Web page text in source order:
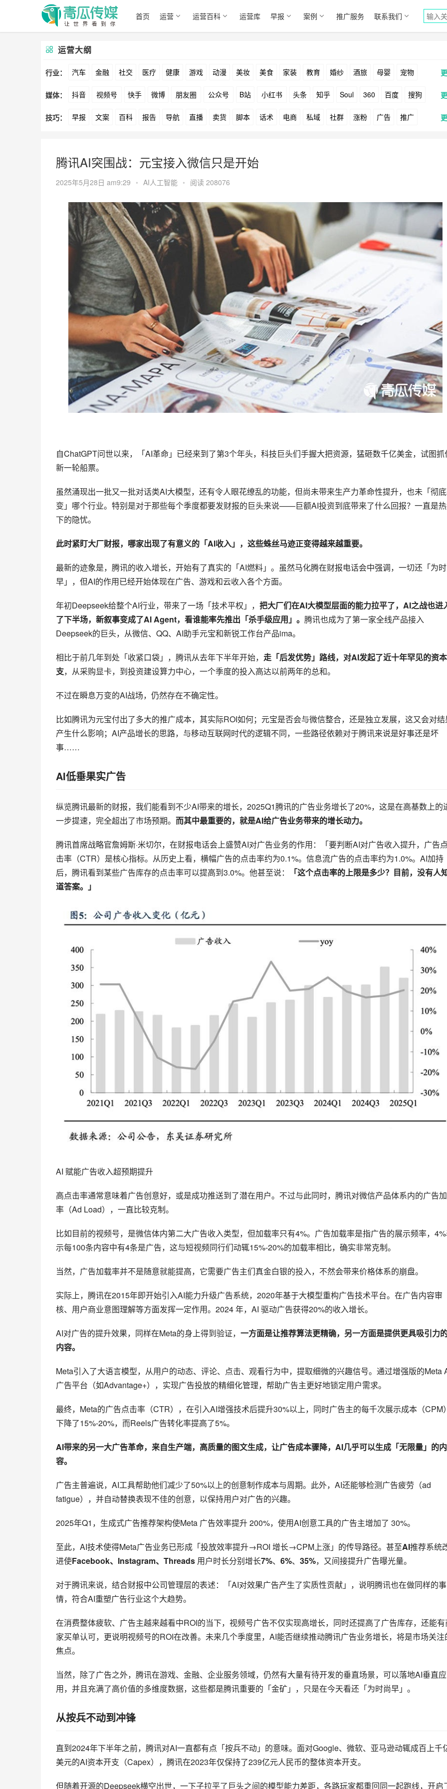
首页 运营 运营百科 运营库 早报 案例 推广服务 联系我们
运营大纲
行业： 汽车 金融 社交 医疗 健康 游戏 动漫 美妆 美食 家装 教育 婚纱 酒旅 母婴 宠物
文娱 跨境 科技 广告 元宇宙 房地产
媒体： 抖音 视频号 快手 微博 朋友圈 公众号 B站 小红书 头条 知乎 Soul 360 百度 搜狗
爱奇艺 美柚 美图 最右 神马 谷歌 Facebook Tiktok YouTube Yahoo Bing
技巧： 早报 文案 百科 报告 导航 直播 卖货 脚本 话术 电商 私域 社群 涨粉 广告 推广
腾讯AI突围战：元宝接入微信只是开始
2025年5月28日 am9:29 • AI人工智能 • 阅读 208076
自ChatGPT问世以来，「AI革命」已经来到了第3个年头，科技巨头们手握大把资源，猛砸数千亿美金，试图抓
新一轮船票。
虽然涌现出一批又一批对话类AI大模型，还有令人眼花缭乱的功能，但尚未带来生产力革命性提升，也未「彻
变」哪个行业。特别是对于那些每个季度都要发财报的巨头来说——巨额AI投资到底带来了什么回报？一直是
下的隐忧。
此时紧盯大厂财报，哪家出现了有意义的「AI收入」，这些蛛丝马迹正变得越来越重要。
最新的迹象是，腾讯的收入增长，开始有了真实的「AI燃料」。虽然马化腾在财报电话会中强调，一切还「为
早」，但AI的作用已经开始体现在广告、游戏和云收入各个方面。
年初Deepseek给整个AI行业，带来了一场「技术平权」， 把大厂们在AI大模型层面的能力拉平了，AI之战也进
了下半场，新叙事变成了AI Agent，看谁能率先推出「杀手级应用」。 腾讯也成为了第一家全线产品接入
Deepseek的巨头，从微信、QQ、AI助手元宝和新锐工作台产品ima。
相比于前几年到处「收紧口袋」，腾讯从去年下半年开始， 走「后发优势」路线，对AI发起了近十年罕见的资
支，从采购显卡，到投资建设算力中心，一个季度的投入高达以前两年的总和。
不过在瞬息万变的AI战场，仍然存在不确定性。
比如腾讯为元宝付出了多大的推广成本，其实际ROI如何；元宝是否会与微信整合，还是独立发展，这又会对结
产生什么影响；AI产品增长的思路，与移动互联网时代的逻辑不同，一些路径依赖对于腾讯来说是好事还是坏
事……
AI低垂果实广告
纵览腾讯最新的财报，我们能看到不少AI带来的增长，2025Q1腾讯的广告业务增长了20%，这是在高基数上的
一步提速，完全超出了市场预期。 而其中最重要的，就是AI给广告业务带来的增长动力。
腾讯首席战略官詹姆斯·米切尔，在财报电话会上盛赞AI对广告业务的作用：「要判断AI对广告收入提升，广告点
击率（CTR）是核心指标。从历史上看，横幅广告的点击率约为0.1%。信息流广告的点击率约为1.0%。AI加持
后，腾讯看到某些广告库存的点击率可以提高到3.0%。他甚至说：
「这个点击率的上限是多少？目前，没有人
道答案。」
AI 赋能广告收入超预期提升
高点击率通常意味着广告创意好，或是成功推送到了潜在用户。不过与此同时，腾讯对微信产品体系内的广告
率（Ad Load），一直比较克制。
比如目前的视频号，是微信体内第二大广告收入类型，但加载率只有4%。广告加载率是指广告的展示频率，
示每100条内容中有4条是广告，这与短视频同行们动辄15%-20%的加载率相比，确实非常克制。
当然，广告加载率并不是随意就能提高，它需要广告主们真金白银的投入，不然会带来价格体系的崩盘。
实际上，腾讯在2015年即开始引入AI能力升级广告系统，2020年基于大模型重构广告技术平台。在广告内容审
核、用户商业意图理解等方面发挥一定作用。2024 年，AI 驱动广告获得20%的收入增长。
AI对广告的提升效果，同样在Meta的身上得到验证， 一方面是让推荐算法更精确，另一方面是提供更具吸引力
内容。
Meta引入了大语言模型，从用户的动态、评论、点击、观看行为中，提取细微的兴趣信号。通过增强版的Meta
广告平台（如Advantage+），实现广告投放的精细化管理，帮助广告主更好地锁定用户需求。
最终，Meta的广告点击率（CTR），在引入AI增强技术后提升30%以上，同时广告主的每千次展示成本（CPM）
下降了15%-20%，而Reels广告转化率提高了5%。
AI带来的另一大广告革命，来自生产端，高质量的图文生成，让广告成本骤降，AI几乎可以生成「无限量」的内
容。
广告主普遍说，AI工具帮助他们减少了50%以上的创意制作成本与周期。此外，AI还能够检测广告疲劳（ad
fatigue），并自动替换表现不佳的创意，以保持用户对广告的兴趣。
2025年Q1，生成式广告推荐架构使Meta 广告效率提升 200%，使用AI创意工具的广告主增加了 30%。
至此，AI技术使得Meta广告业务已形成「投放效率提升→ROI 增长→CPM上涨」的传导路径。甚至AI推荐系统
进使Facebook、Instagram、Threads 用户时长分别增长7%、 6%、 35%，又间接提升广告曝光量。
对于腾讯来说，结合财报中公司管理层的表述：「AI对效果广告产生了实质性贡献」，说明腾讯也在做同样的事
情，符合AI重塑广告行业这个大趋势。
在消费整体疲软、广告主越来越看中ROI的当下，视频号广告不仅实现高增长，同时还提高了广告库存，还能有
家买单认可，更说明视频号的ROI在改善。未来几个季度里，AI能否继续推动腾讯广告业务增长，将是市场关注
焦点。
当然，除了广告之外，腾讯在游戏、金融、企业服务领域，仍然有大量有待开发的垂直场景，可以落地AI垂直应
用，并且充满了高价值的多维度数据，这些都是腾讯重要的「金矿」，只是在今天看还「为时尚早」。
从按兵不动到冲锋
直到2024年下半年之前，腾讯对AI一直都有点「按兵不动」的意味。面对Google、微软、亚马逊动辄成百上千
美元的AI资本开支（Capex），腾讯在2023年仅保持了239亿元人民币的整体资本开支。
但随着开源的Deepseek横空出世，一下子拉平了巨头之间的模型能力差距，各路玩家都重回同一起跑线，开启